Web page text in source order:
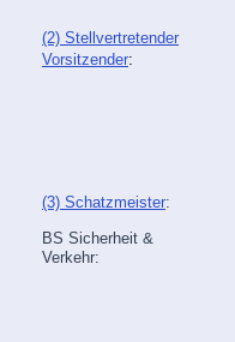
(2) Stellvertretender
Vorsitzender:
(3) Schatzmeister:
BS Sicherheit &
Verkehr: